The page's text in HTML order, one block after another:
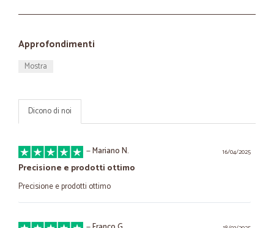
Approfondimenti
Mostra
Dicono di noi
16/04/2025
—Mariano N.
Precisione e prodotti ottimo
Precisione e prodotti ottimo